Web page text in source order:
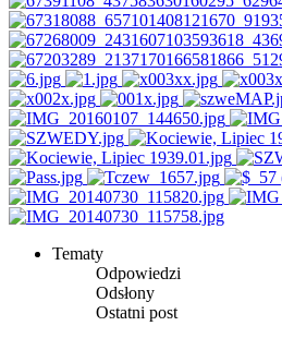
Tematy
Odpowiedzi
Odsłony
Ostatni post